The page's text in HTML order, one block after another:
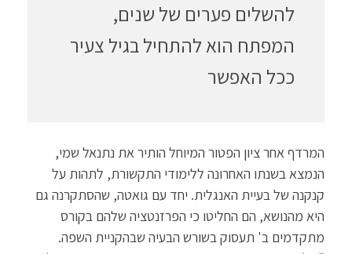
להשלים פערים של שנים,
המפתח הוא להתחיל בגיל צעיר
ככל האפשר
המרדף אחר ציון הפטור המיוחל הותיר את נתנאל שמי,
הנמצא בשנתו האחרונה ללימודי התקשורת, לתהות על
קנקנה של בעיית האנגלית. יחד עם גואטה, שהסתקרנה גם
היא מהנושא, הם החליטו כי הפרזנטציה שלהם בקורס
מתקדמים ב' תעסוק בשורש הבעיה שבהקניית השפה.